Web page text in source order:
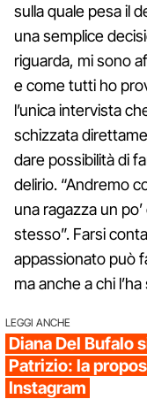
sulla quale pesa il
una semplice
riguarda, mi sono
e come tutti ho
l’unica intervista
schizzata
dare possibilità di
delirio. “Andremo
una ragazza un
stesso”. Farsi
appassionato può
ma anche a chi
LEGGI ANCHE
Diana Del Bufalo
Patrizio: la
Instagram